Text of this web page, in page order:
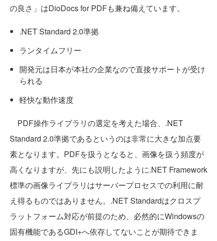
の良さ」はDioDocs for PDFも兼ね備えています。
.NET Standard 2.0準拠
ランタイムフリー
開発元は日本が本社の企業なので直接サポートが受け
られる
軽快な動作速度
PDF操作ライブラリの選定を考えた場合、.NET
Standard 2.0準拠であるというのは非常に大きな加点要
素となります。PDFを扱うとなると、画像を扱う頻度が
高くなりますが、先にも説明したように.NET Framework
標準の画像ライブラリはサーバープロセスでの利用に耐
え得るものではありません。.NET Standardはクロスプ
ラットフォーム対応が前提のため、必然的にWindowsの
固有機能であるGDI+へ依存してないことが期待できま